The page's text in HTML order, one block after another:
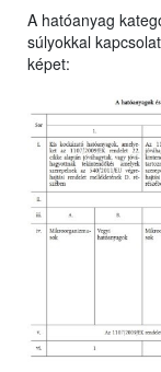
A hatóanyag
súlyokkal
képet: